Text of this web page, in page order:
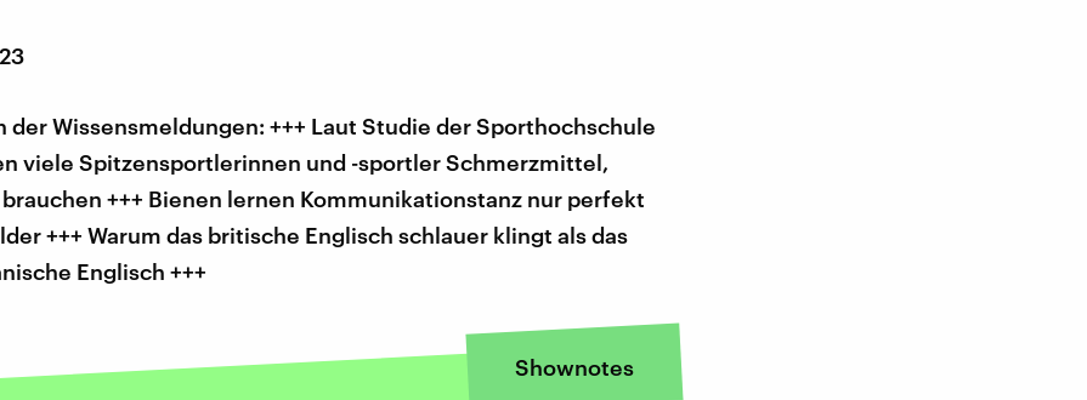
der Wissensmeldungen: +++ Laut Studie der Sporthochschule
viele Spitzensportlerinnen und -sportler Schmerzmittel,
+++ Bienen lernen Kommunikationstanz nur perfekt
+++ Warum das britische Englisch schlauer klingt als das
Englisch +++
Shownotes